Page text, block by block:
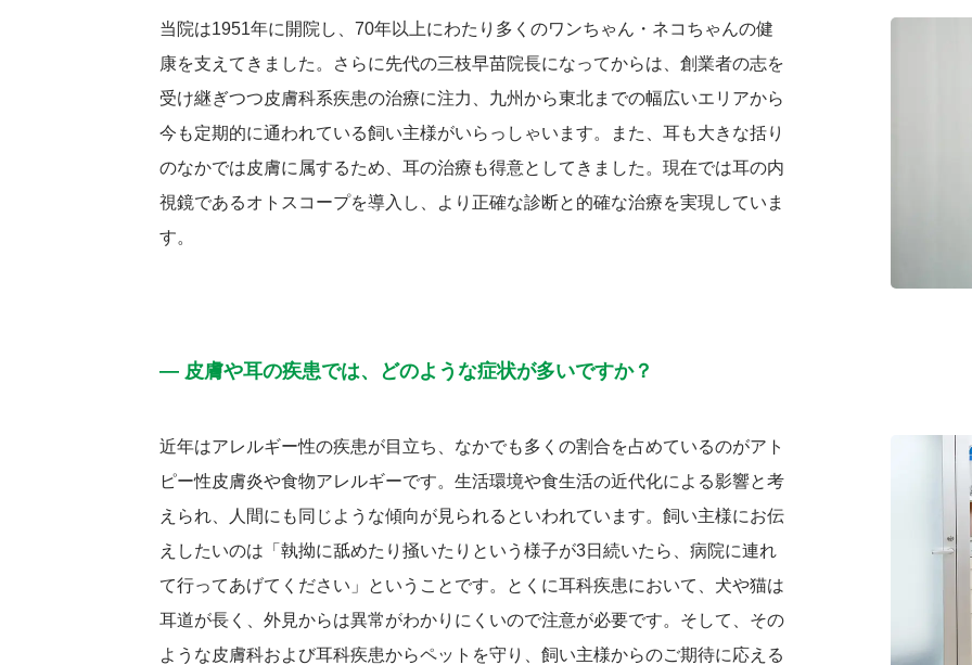
当院は1951年に開院し、70年以上にわたり多くのワンちゃん・ネコちゃんの健
康を支えてきました。さらに先代の三枝早苗院長になってからは、創業者の志を
受け継ぎつつ皮膚科系疾患の治療に注力、九州から東北までの幅広いエリアから
今も定期的に通われている飼い主様がいらっしゃいます。また、耳も大きな括り
のなかでは皮膚に属するため、耳の治療も得意としてきました。現在では耳の内
視鏡であるオトスコープを導入し、より正確な診断と的確な治療を実現していま
す。
― 皮膚や耳の疾患では、どのような症状が多いですか？
近年はアレルギー性の疾患が目立ち、なかでも多くの割合を占めているのがアト
ピー性皮膚炎や食物アレルギーです。生活環境や食生活の近代化による影響と考
えられ、人間にも同じような傾向が見られるといわれています。飼い主様にお伝
えしたいのは「執拗に舐めたり掻いたりという様子が3日続いたら、病院に連れ
て行ってあげてください」ということです。とくに耳科疾患において、犬や猫は
耳道が長く、外見からは異常がわかりにくいので注意が必要です。そして、その
ような皮膚科および耳科疾患からペットを守り、飼い主様からのご期待に応える